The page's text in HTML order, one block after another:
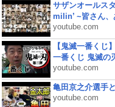
サザンオールス
milin’ ~皆さん、
youtube.com
【鬼滅一番くじ
一番くじ 鬼滅の
youtube.com
亀田京之介選手
youtube.com